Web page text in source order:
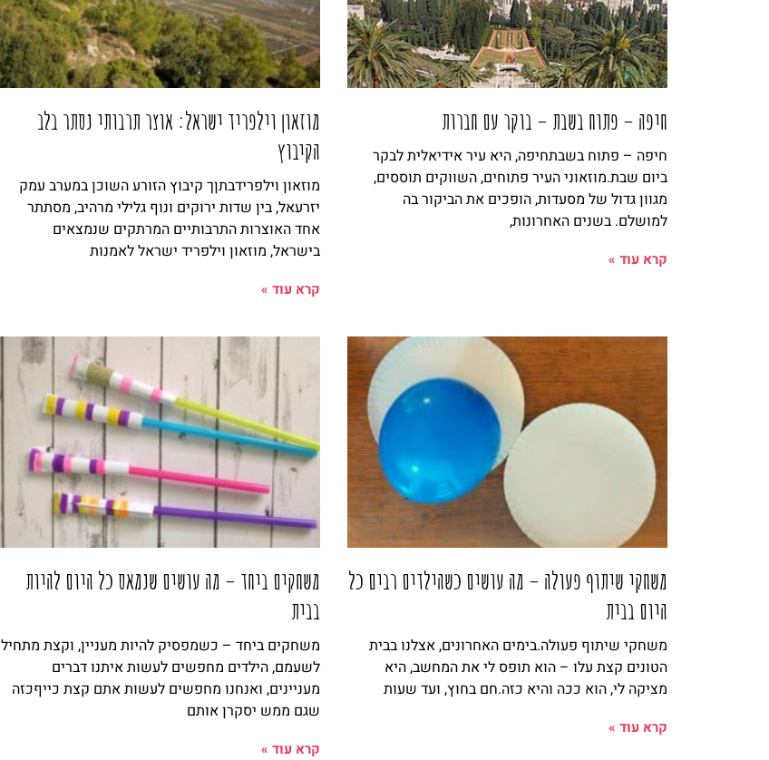
חיפה – פתוח בשבת – בוקר עם חברות
חיפה – פתוח בשבתחיפה, היא עיר אידיאלית לבקר
ביום שבת.מוזאוני העיר פתוחים, השווקים תוססים,
מגוון גדול של מסעדות, הופכים את הביקור בה
למושלם. בשנים האחרונות,
קרא עוד »
מוזאון וילפריד ישראל: אוצר תרבותי נסתר בלב
הקיבוץ
מוזאון וילפרידבתןך קיבוץ הזורע השוכן במערב עמק
יזרעאל, בין שדות ירוקים ונוף גלילי מרהיב, מסתתר
אחד האוצרות התרבותיים המרתקים שנמצאים
בישראל, מוזאון וילפריד ישראל לאמנות
קרא עוד »
משחקי שיתוף פעולה – מה עושים כשהילדים רבים כל
היום בבית
משחקי שיתוף פעולה.בימים האחרונים, אצלנו בבית
הטונים קצת עלו – הוא תופס לי את המחשב, היא
מציקה לי, הוא ככה והיא כזה.חם בחוץ, ועד שעות
קרא עוד »
משחקים ביחד – מה עושים שנמאס כל היום להיות
בבית
משחקים ביחד – כשמפסיק להיות מעניין, וקצת מתחיל
לשעמם, הילדים מחפשים לעשות איתנו דברים
מעניינים, ואנחנו מחפשים לעשות אתם קצת כייףכזה
שגם ממש יסקרן אותם
קרא עוד »